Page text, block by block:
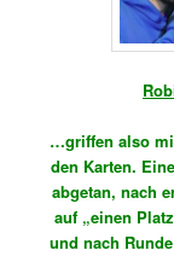
…griffen also
den Karten.
abgetan, nach
auf „einen
und nach